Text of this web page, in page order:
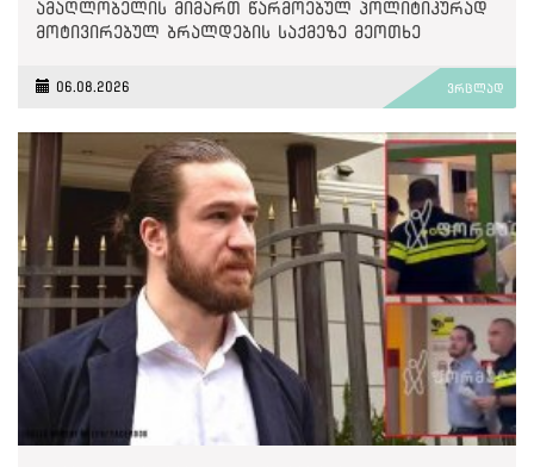
ამაღლობელის მიმართ წარმოებულ პოლიტიკურად
მოტივირებულ ბრალდების საქმეზე მეოთხე
06.08.2026 ვრცლად